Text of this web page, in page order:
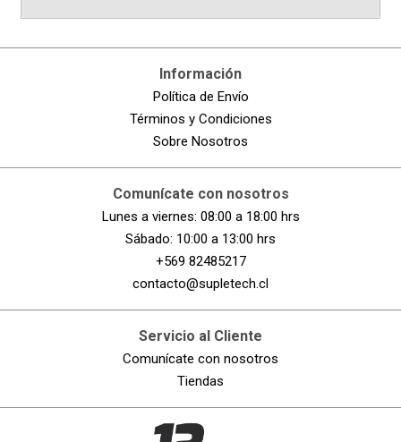
Información
Política de Envío
Términos y Condiciones
Sobre Nosotros
Comunícate con nosotros
Lunes a viernes: 08:00 a 18:00 hrs
Sábado: 10:00 a 13:00 hrs
+569 82485217
contacto@supletech.cl
Servicio al Cliente
Comunícate con nosotros
Tiendas